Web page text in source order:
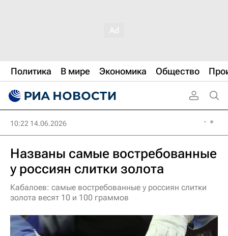
Политика В мире Экономика Общество
10:22 14.06.2026
Названы самые востребованные
у россиян слитки золота
Кабалоев: самые востребованные у россиян слитки
золота весят 10 и 100 граммов